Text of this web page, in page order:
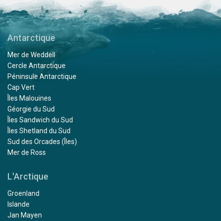
Antarctique
Mer de Weddell
Cercle Antarctique
Péninsule Antarctique
Cap Vert
Îles Malouines
Géorgie du Sud
Îles Sandwich du Sud
Îles Shetland du Sud
Sud des Orcades (Îles)
Mer de Ross
L'Arctique
Groenland
Islande
Jan Mayen